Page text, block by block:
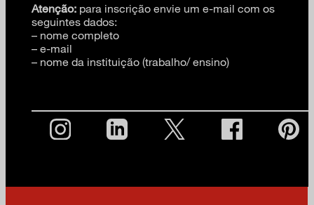
Atenção: para inscrição envie um e-mail com os
seguintes dados:
– nome completo
– e-mail
– nome da instituição (trabalho/ ensino)